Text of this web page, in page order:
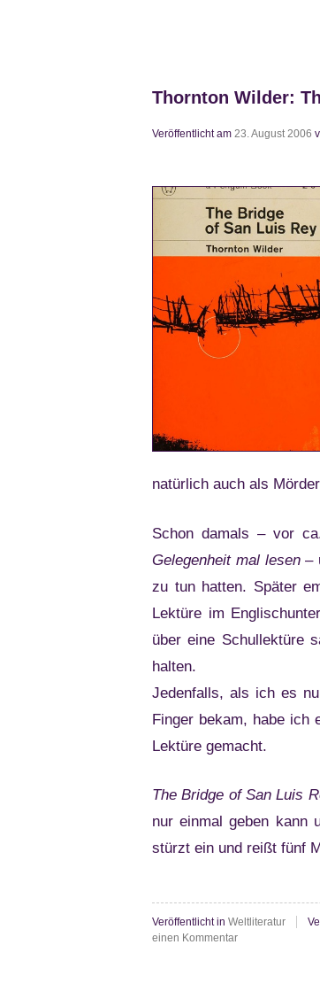
Thornton Wilder:
Veröffentlicht am 23. August 2006
natürlich auch als
Schon damals – vor
Gelegenheit mal lesen–
zu tun hatten. Später
Lektüre im
über eine Schullektüre
halten.
Jedenfalls, als ich es
Finger bekam, habe ich
Lektüre gemacht.
The Bridge of San Luis
nur einmal geben kann
stürzt ein und reißt fünf
Veröffentlicht in Weltliteratur
einen Kommentarzu